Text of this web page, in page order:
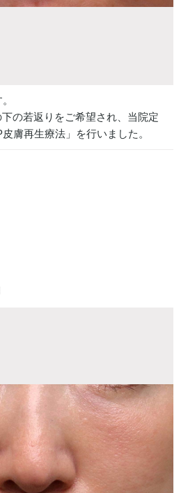
の若返りをご希望され、当院定
膚再生療法」を行いました。